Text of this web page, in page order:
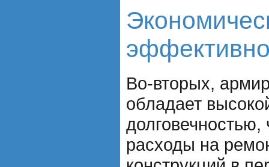
Во-вторых,
обладает
долговечностью,
расходы на